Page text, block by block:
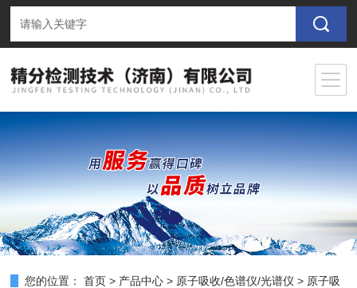
您的位置： 首页 > 产品中心 > 原子吸收/色谱仪/光谱仪 > 原子吸